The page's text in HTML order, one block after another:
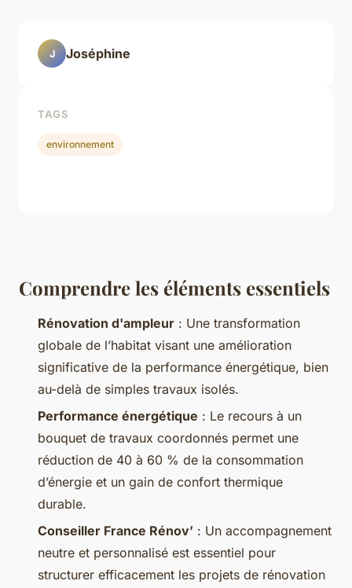
Comprendre les éléments essentiels
Rénovation d'ampleur : Une transformation
globale de l’habitat visant une amélioration
significative de la performance énergétique, bien
au-delà de simples travaux isolés.
Performance énergétique : Le recours à un
bouquet de travaux coordonnés permet une
réduction de 40 à 60 % de la consommation
d’énergie et un gain de confort thermique
durable.
Conseiller France Rénov’ : Un accompagnement
neutre et personnalisé est essentiel pour
structurer efficacement les projets de rénovation
J Joséphine
TAGS
environnement